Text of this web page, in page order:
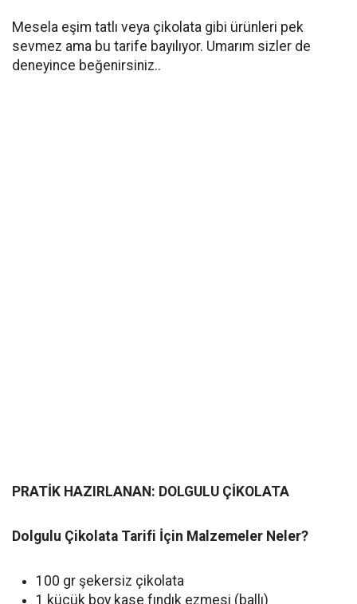
Mesela eşim tatlı veya çikolata gibi ürünleri pek
sevmez ama bu tarife bayılıyor. Umarım sizler de
deneyince beğenirsiniz..
PRATİK HAZIRLANAN: DOLGULU ÇİKOLATA
Dolgulu Çikolata Tarifi İçin Malzemeler Neler?
100 gr şekersiz çikolata
1 küçük boy kase fındık ezmesi (ballı)